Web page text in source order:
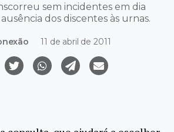
sem incidentes em dia
dos discentes às urnas.
11 de abril de 2011